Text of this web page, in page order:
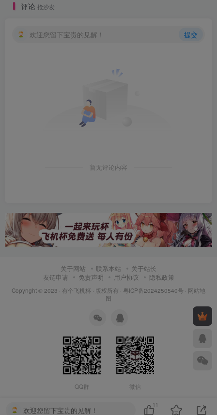
评论 抢沙发
欢迎您留下宝贵的见解！ 提交
暂无评论内容
关于网站 联系本站
关于站长
友链申请
免责声明 用户协议 隐私政策
Copyright © 2023 · 有个飞机杯 · 版权所有 · 粤ICP备2024250540号 · 网站地
图
QQ群 微信
欢迎您留下宝贵的见解！
11